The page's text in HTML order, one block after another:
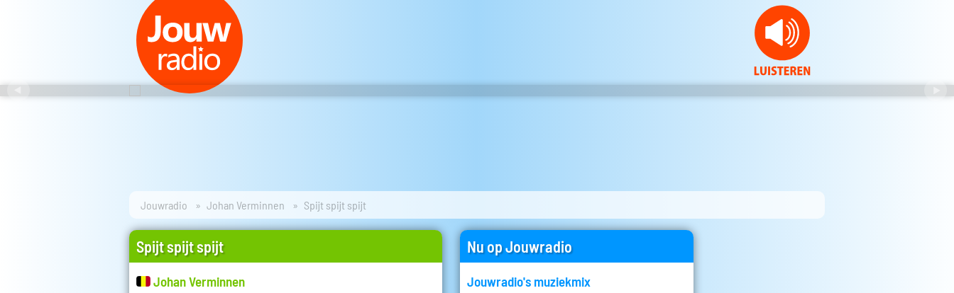
Jouwradio Johan Verminnen Spijt spijt spijt
Spijt spijt spijt
Johan Verminnen
Nu op Jouwradio
Jouwradio's muziekmix